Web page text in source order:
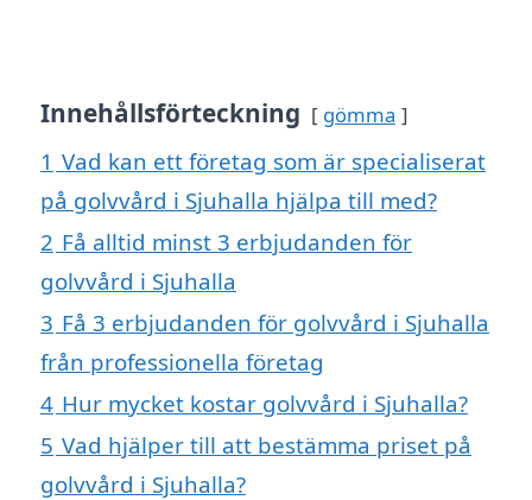
Innehållsförteckning gömma
1 Vad kan ett företag som är specialiserat
på golvvård i Sjuhalla hjälpa till med?
2 Få alltid minst 3 erbjudanden för
golvvård i Sjuhalla
3 Få 3 erbjudanden för golvvård i Sjuhalla
från professionella företag
4 Hur mycket kostar golvvård i Sjuhalla?
5 Vad hjälper till att bestämma priset på
golvvård i Sjuhalla?